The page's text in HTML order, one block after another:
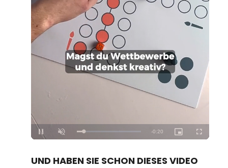
Unmute Loaded:
100.00%
UND HABEN SIE SCHON DIESES VIDEO